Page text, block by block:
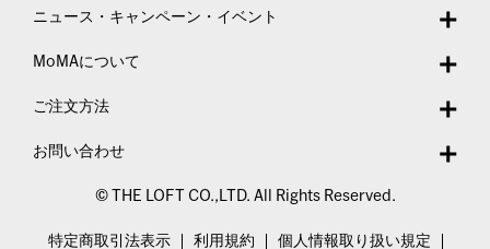
ニュース・キャンペーン・イベント
MoMAについて
ご注文方法
お問い合わせ
© THE LOFT CO.,LTD. All Rights Reserved.
特定商取引法表示 利用規約 個人情報取り扱い規定